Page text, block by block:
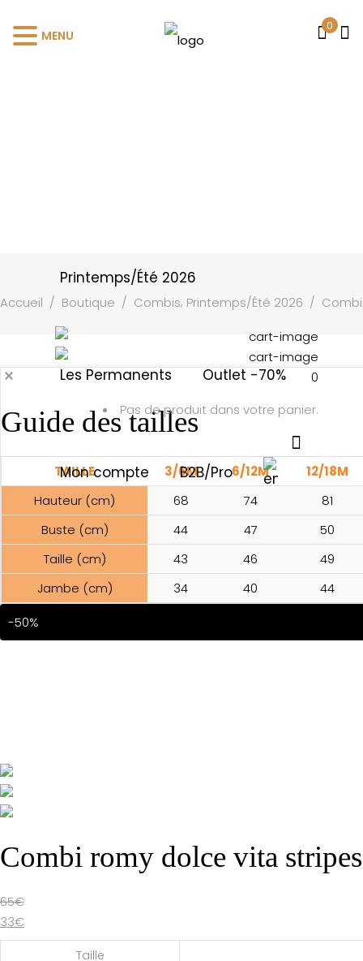
Printemps/Été 2026
Les Permanents Outlet -70%
Mon compte B2B/Pro
0
Pas de produit dans votre panier.
Accueil / Boutique / Combis, Printemps/Été 2026 /
Guide des tailles
TAILLE 3/6M 6/12M
12/18M
Hauteur (cm)
68 74
81
Buste (cm)
44 47
50
Taille (cm)
43 46
49
Jambe (cm)
34 40
44
-50%
Combi romy dolce vita stripes
65€
33€
Taille
0
MENU